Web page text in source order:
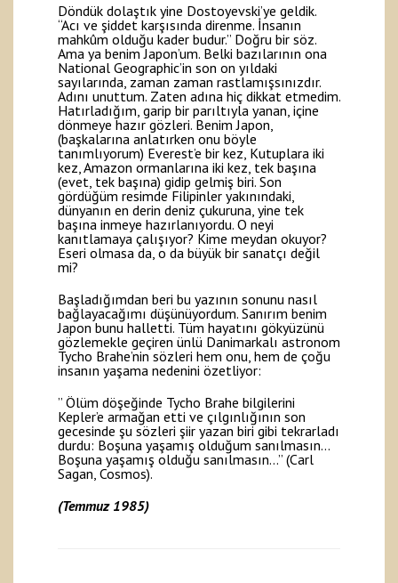
Döndük dolaştık yine Dostoyevski’ye geldik.
“Acı ve şiddet karşısında direnme. İnsanın
mahkûm olduğu kader budur.” Doğru bir söz.
Ama ya benim Japon’um. Belki bazılarının ona
National Geographic’in son on yıldaki
sayılarında, zaman zaman rastlamışsınızdır.
Adını unuttum. Zaten adına hiç dikkat etmedim.
Hatırladığım, garip bir parıltıyla yanan, içine
dönmeye hazır gözleri. Benim Japon,
(başkalarına anlatırken onu böyle
tanımlıyorum) Everest’e bir kez, Kutuplara iki
kez, Amazon ormanlarına iki kez, tek başına
(evet, tek başına) gidip gelmiş biri. Son
gördüğüm resimde Filipinler yakınındaki,
dünyanın en derin deniz çukuruna, yine tek
başına inmeye hazırlanıyordu. O neyi
kanıtlamaya çalışıyor? Kime meydan okuyor?
Eseri olmasa da, o da büyük bir sanatçı değil
mi?
Başladığımdan beri bu yazının sonunu nasıl
bağlayacağımı düşünüyordum. Sanırım benim
Japon bunu halletti. Tüm hayatını gökyüzünü
gözlemekle geçiren ünlü Danimarkalı astronom
Tycho Brahe’nin sözleri hem onu, hem de çoğu
insanın yaşama nedenini özetliyor:
” Ölüm döşeğinde Tycho Brahe bilgilerini
Kepler’e armağan etti ve çılgınlığının son
gecesinde şu sözleri şiir yazan biri gibi tekrarladı
durdu: Boşuna yaşamış olduğum sanılmasın…
Boşuna yaşamış olduğu sanılmasın…” (Carl
Sagan, Cosmos).
(Temmuz 1985)